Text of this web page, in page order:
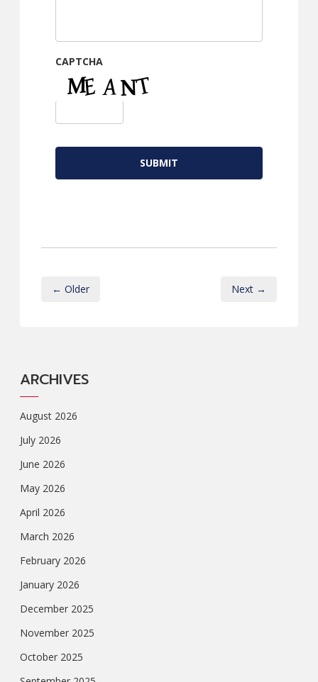
CAPTCHA
← Older Next →
ARCHIVES
August 2026
July 2026
June 2026
May 2026
April 2026
March 2026
February 2026
January 2026
December 2025
November 2025
October 2025